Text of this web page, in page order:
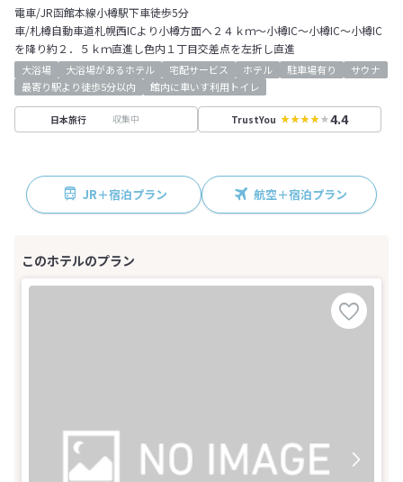
電車/JR函館本線小樽駅下車徒歩5分
車/札樽自動車道札幌西ICより小樽方面へ２４ｋｍ～小樽IC～小樽IC～小樽IC
を降り約２．５ｋｍ直進し色内１丁目交差点を左折し直進
大浴場 大浴場があるホテル 宅配サービス ホテル 駐車場有り
サウナ
最寄り駅より徒歩5分以内
館内に車いす利用トイレ
日本旅行 収集中 TrustYou 4.4
JR＋宿泊プラン 航空＋宿泊プラン